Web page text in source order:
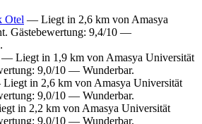
Otel — Liegt in 2,6 km von Amasya
Gästebewertung: 9,4/10 —
— Liegt in 1,9 km von Amasya Universität
9,0/10 — Wunderbar.
in 2,6 km von Amasya Universität
9,0/10 — Wunderbar.
in 2,2 km von Amasya Universität
9,0/10 — Wunderbar.